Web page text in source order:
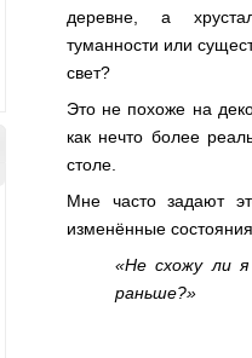
деревне, а
туманности или
свет?
Это не похоже на
как нечто более
столе.
Мне часто задают
изменённые
«Не схожу ли
раньше?»